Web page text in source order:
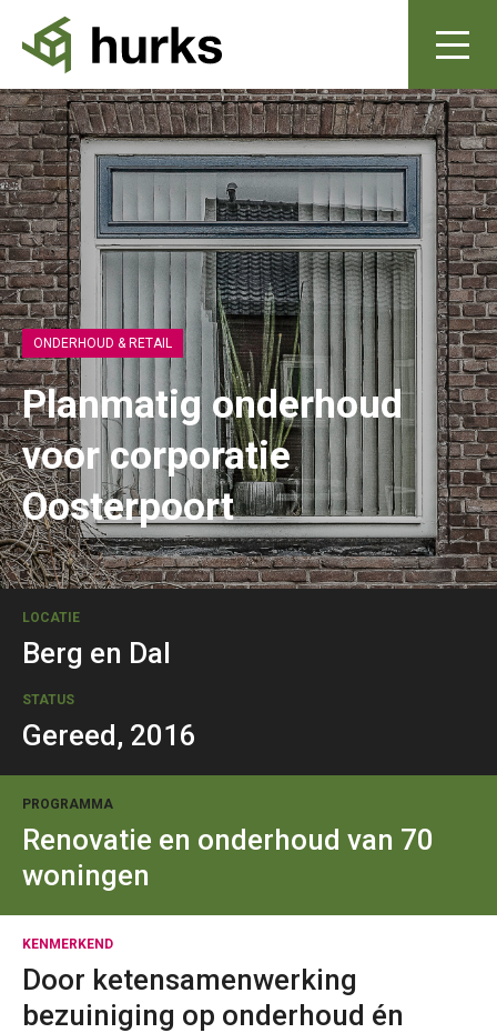
ONDERHOUD & RETAIL
Planmatig onderhoud
voor corporatie
Oosterpoort
LOCATIE
Berg en Dal
STATUS
Gereed, 2016
PROGRAMMA
Renovatie en onderhoud van 70
woningen
KENMERKEND
Door ketensamenwerking
bezuiniging op onderhoud én